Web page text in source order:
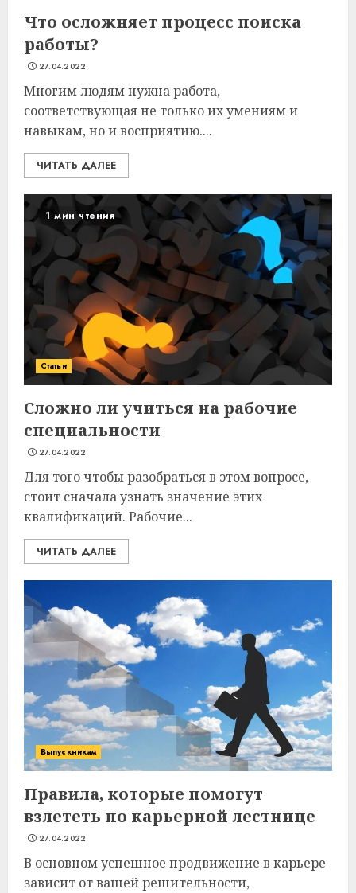
Что осложняет процесс поиска
работы?
27.04.2022
Многим людям нужна работа,
соответствующая не только их умениям и
навыкам, но и восприятию....
ЧИТАТЬ ДАЛЕЕ
1 мин чтения
Статьи
Сложно ли учиться на рабочие
специальности
27.04.2022
Для того чтобы разобраться в этом вопросе,
стоит сначала узнать значение этих
квалификаций. Рабочие...
ЧИТАТЬ ДАЛЕЕ
Выпускникам
Правила, которые помогут
взлететь по карьерной лестнице
27.04.2022
В основном успешное продвижение в карьере
зависит от вашей решительности,